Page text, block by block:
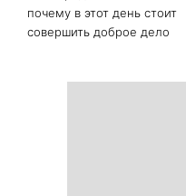
почему в этот день стоит
совершить доброе дело